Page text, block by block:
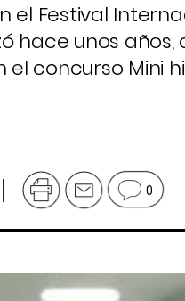
el Festival
hace unos
el concurso Mini
0